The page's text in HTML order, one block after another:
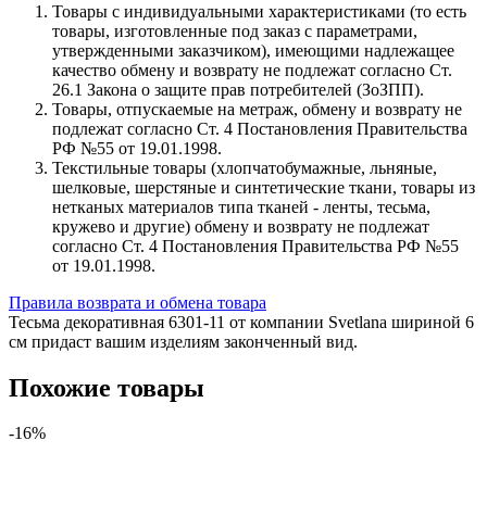
Товары с индивидуальными характеристиками (то есть
товары, изготовленные под заказ с параметрами,
утвержденными заказчиком), имеющими надлежащее
качество обмену и возврату не подлежат согласно Ст.
26.1 Закона о защите прав потребителей (ЗоЗПП).
Товары, отпускаемые на метраж, обмену и возврату не
подлежат согласно Ст. 4 Постановления Правительства
РФ №55 от 19.01.1998.
Текстильные товары (хлопчатобумажные, льняные,
шелковые, шерстяные и синтетические ткани, товары из
нетканых материалов типа тканей - ленты, тесьма,
кружево и другие) обмену и возврату не подлежат
согласно Ст. 4 Постановления Правительства РФ №55
от 19.01.1998.
Правила возврата и обмена товара
Тесьма декоративная 6301-11 от компании Svetlana шириной 6
см придаст вашим изделиям законченный вид.
Похожие товары
-16%